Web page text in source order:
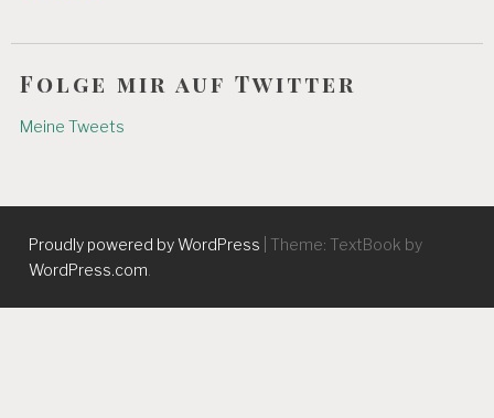
Folge mir auf Twitter
Meine Tweets
Proudly powered by WordPress
Theme: TextBook by
WordPress.com